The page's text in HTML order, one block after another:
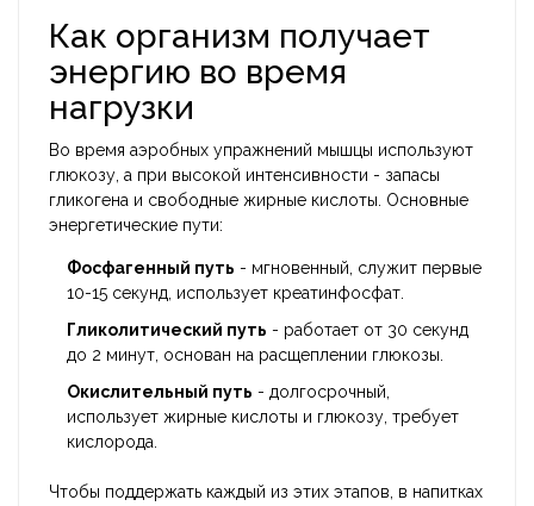
Как организм получает
энергию во время
нагрузки
Во время аэробных упражнений мышцы используют
глюкозу, а при высокой интенсивности - запасы
гликогена и свободные жирные кислоты. Основные
энергетические пути:
Фосфагенный путь - мгновенный, служит первые
10-15 секунд, использует креатинфосфат.
Гликолитический путь - работает от 30 секунд
до 2 минут, основан на расщеплении глюкозы.
Окислительный путь - долгосрочный,
использует жирные кислоты и глюкозу, требует
кислорода.
Чтобы поддержать каждый из этих этапов, в напитках